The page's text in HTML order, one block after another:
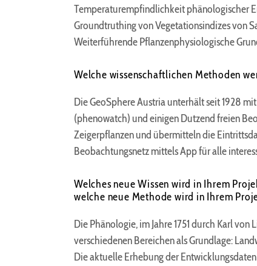
Temperaturempfindlichkeit phänologischer
Groundtruthing von Vegetationsindizes von
Weiterführende Pflanzenphysiologische
Welche wissenschaftlichen Methoden
Die GeoSphere Austria unterhält seit 1928
(phenowatch) und einigen Dutzend freien
Zeigerpflanzen und übermitteln die
Beobachtungsnetz mittels App für alle
Welches neue Wissen wird in Ihrem
welche neue Methode wird in Ihrem
Die Phänologie, im Jahre 1751 durch Karl
verschiedenen Bereichen als Grundlage:
Die aktuelle Erhebung der